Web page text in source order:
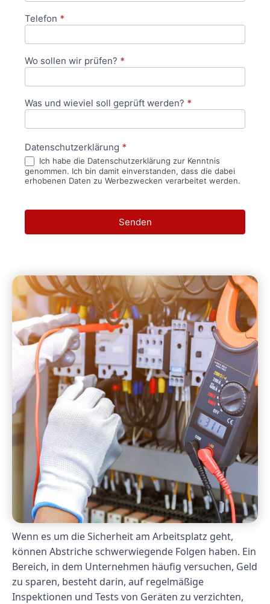
Telefon *
Wo sollen wir prüfen? *
Was und wieviel soll geprüft werden? *
Datenschutzerklärung *
Ich habe die Datenschutzerklärung zur Kenntnis
genommen. Ich bin damit einverstanden, dass die dabei
erhobenen Daten zu Werbezwecken verarbeitet werden.
Senden
Wenn es um die Sicherheit am Arbeitsplatz geht,
können Abstriche schwerwiegende Folgen haben. Ein
Bereich, in dem Unternehmen häufig versuchen, Geld
zu sparen, besteht darin, auf regelmäßige
Inspektionen und Tests von Geräten zu verzichten,